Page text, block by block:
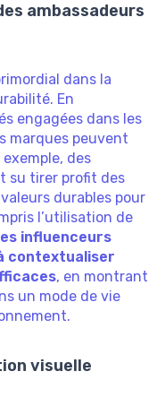
ambassadeurs
dans la
En
engagées dans les
marques peuvent
des
su tirer profit des
durables pour
l’utilisation de
influenceurs
contextualiser
, en montrant
un mode de vie
visuelle